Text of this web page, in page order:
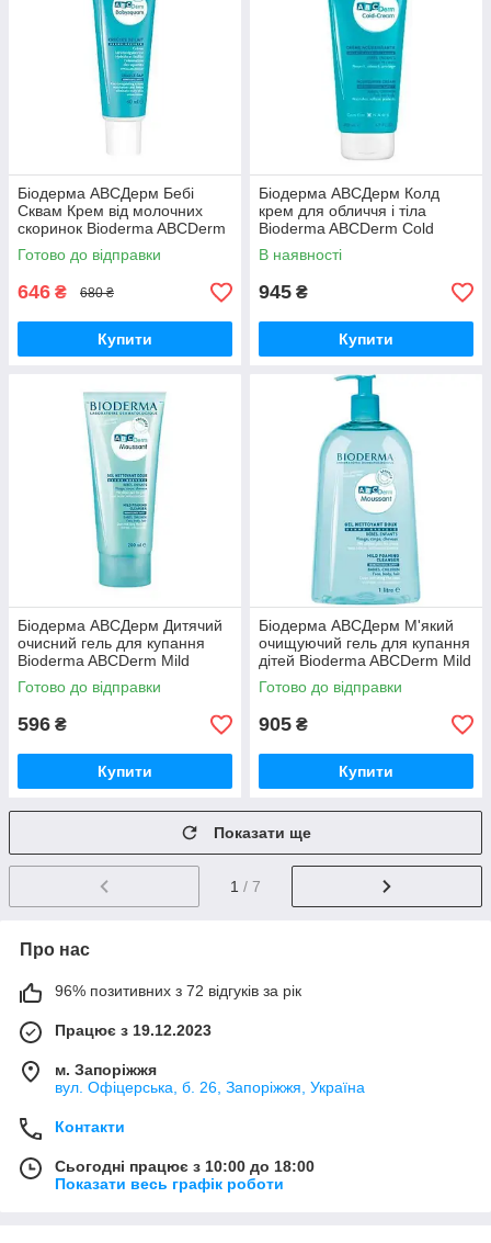
Біодерма АВСДерм Бебі
Сквам Крем від молочних
скоринок Bioderma ABCDerm
Babysquam 40 мл
Готово до відправки
646 ₴ 680 ₴
Купити
Біодерма АВСДерм Колд
крем для обличчя і тіла
Bioderma ABCDerm Cold
cream Visage Nourrissante,
200 мл
В наявності
945 ₴
Купити
Біодерма АВСДерм Дитячий
очисний гель для купання
Bioderma ABCDerm Mild
Cleanser Foaming Gel 200 мл
Готово до відправки
596 ₴
Купити
Біодерма АВСДерм М'який
очищуючий гель для купання
дітей Bioderma ABCDerm Mild
Foaming Cleanser 1 л
Готово до відправки
905 ₴
Купити
Показати ще
1 / 7
Про нас
96% позитивних з 72 відгуків за рік
Працює з 19.12.2023
м. Запоріжжя
вул. Офіцерська, б. 26, Запоріжжя, Україна
Контакти
Сьогодні працює з 10:00 до 18:00
Показати весь графік роботи